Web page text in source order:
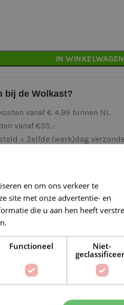
IN WINKELWAGEN
bij de Wolkast?
vanaf € 4,99 binnen NL
vanaf €55,-
= Zelfde (werk)dag
Delen:
en om ons verkeer te
site met onze advertentie- en
die u aan hen heeft
Functioneel
Niet-